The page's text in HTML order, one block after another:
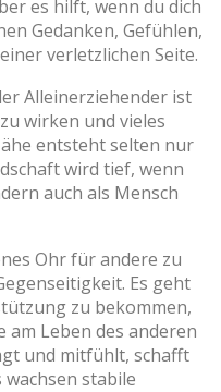
es hilft, wenn du dich
Gedanken, Gefühlen,
verletzlichen Seite.
Alleinerziehender ist
wirken und vieles
entsteht selten nur
wird tief, wenn
auch als Mensch
Ohr für andere zu
Es geht
zu bekommen,
Leben des anderen
und mitfühlt, schafft
stabile